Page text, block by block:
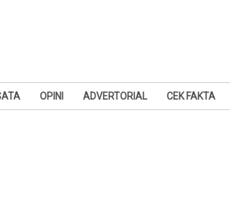
OPINI ADVERTORIAL CEK FAKTA